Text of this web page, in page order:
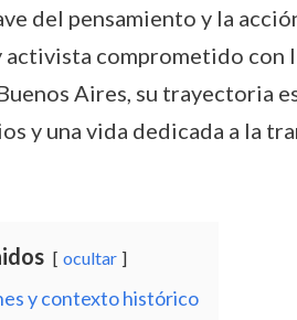
del pensamiento y la
comprometido con
Aires, su trayectoria
y una vida dedicada a la
ocultar
y contexto histórico